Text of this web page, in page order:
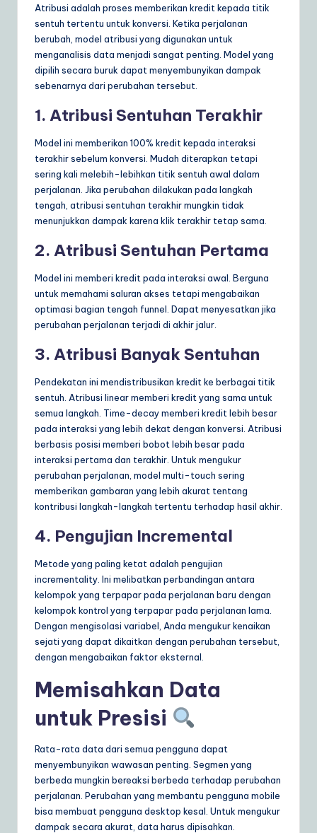
Atribusi adalah proses memberikan kredit kepada titik
sentuh tertentu untuk konversi. Ketika perjalanan
berubah, model atribusi yang digunakan untuk
menganalisis data menjadi sangat penting. Model yang
dipilih secara buruk dapat menyembunyikan dampak
sebenarnya dari perubahan tersebut.
1. Atribusi Sentuhan Terakhir
Model ini memberikan 100% kredit kepada interaksi
terakhir sebelum konversi. Mudah diterapkan tetapi
sering kali melebih-lebihkan titik sentuh awal dalam
perjalanan. Jika perubahan dilakukan pada langkah
tengah, atribusi sentuhan terakhir mungkin tidak
menunjukkan dampak karena klik terakhir tetap sama.
2. Atribusi Sentuhan Pertama
Model ini memberi kredit pada interaksi awal. Berguna
untuk memahami saluran akses tetapi mengabaikan
optimasi bagian tengah funnel. Dapat menyesatkan jika
perubahan perjalanan terjadi di akhir jalur.
3. Atribusi Banyak Sentuhan
Pendekatan ini mendistribusikan kredit ke berbagai titik
sentuh. Atribusi linear memberi kredit yang sama untuk
semua langkah. Time-decay memberi kredit lebih besar
pada interaksi yang lebih dekat dengan konversi. Atribusi
berbasis posisi memberi bobot lebih besar pada
interaksi pertama dan terakhir. Untuk mengukur
perubahan perjalanan, model multi-touch sering
memberikan gambaran yang lebih akurat tentang
kontribusi langkah-langkah tertentu terhadap hasil akhir.
4. Pengujian Incremental
Metode yang paling ketat adalah pengujian
incrementality. Ini melibatkan perbandingan antara
kelompok yang terpapar pada perjalanan baru dengan
kelompok kontrol yang terpapar pada perjalanan lama.
Dengan mengisolasi variabel, Anda mengukur kenaikan
sejati yang dapat dikaitkan dengan perubahan tersebut,
dengan mengabaikan faktor eksternal.
Memisahkan Data
untuk Presisi
Rata-rata data dari semua pengguna dapat
menyembunyikan wawasan penting. Segmen yang
berbeda mungkin bereaksi berbeda terhadap perubahan
perjalanan. Perubahan yang membantu pengguna mobile
bisa membuat pengguna desktop kesal. Untuk mengukur
dampak secara akurat, data harus dipisahkan.